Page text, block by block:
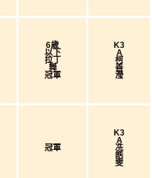
6歲
以下
拉丁
舞
冠軍
K3
A
柯
善
瀅
冠軍
K3
A
冼
皓
雯